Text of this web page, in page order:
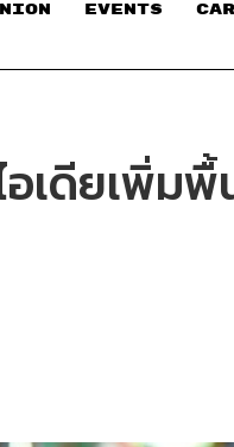
EVENTS
เดียเพิ่มพื้